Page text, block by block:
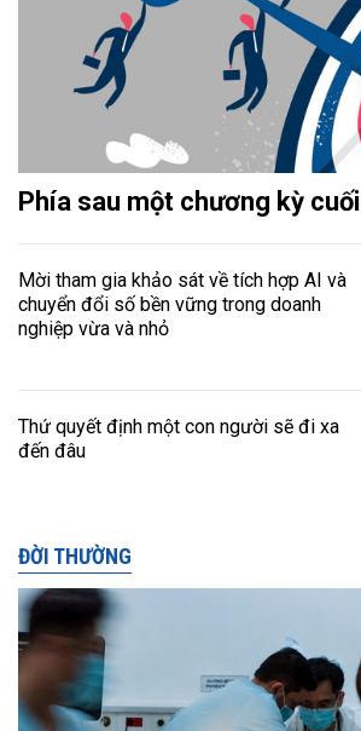
Phía sau một chương kỳ cuối
Mời tham gia khảo sát về tích hợp AI và
chuyển đổi số bền vững trong doanh
nghiệp vừa và nhỏ
Thứ quyết định một con người sẽ đi xa
đến đâu
ĐỜI THƯỜNG